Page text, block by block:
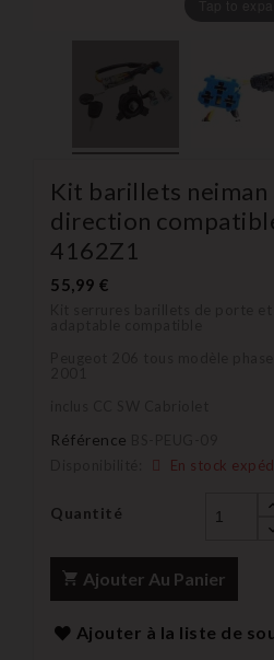
Kit barillets neiman
direction
4162Z1
55,99 €
Référence
En stock
Quantité
Ajouter Au Panier
Ajouter à la liste de